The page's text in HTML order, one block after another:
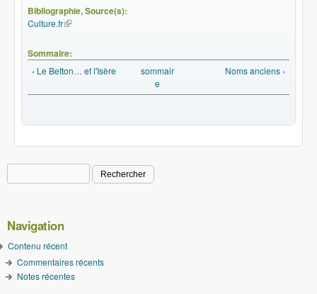
Bibliographie, Source(s):
Culture.fr(le lien est externe)
Sommaire:
‹ Le Betton… et l'Isère
sommair
e
Noms anciens ›
Formulaire de recherche
Navigation
Contenu récent
Commentaires récents
Notes récentes